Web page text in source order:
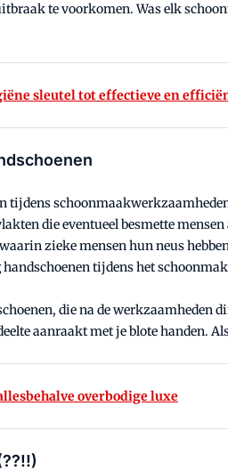
te voorkomen. Was elk
sleutel tot effectieve en
tijdens
die eventueel besmette
zieke mensen hun neus
tijdens het
die na de werkzaamheden
aanraakt met je blote handen.
overbodige luxe